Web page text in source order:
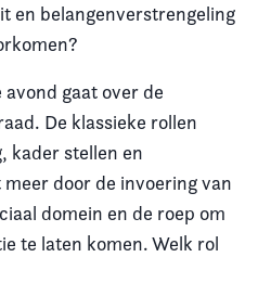
en belangenverstrengeling
gaat over de
De klassieke rollen
kader stellen en
door de invoering van
domein en de roep om
te laten komen. Welk rol